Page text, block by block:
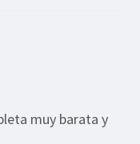
muy barata y